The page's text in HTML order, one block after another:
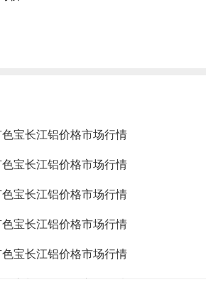
色宝长江铝价格市场行情
色宝长江铝价格市场行情
色宝长江铝价格市场行情
色宝长江铝价格市场行情
色宝长江铝价格市场行情